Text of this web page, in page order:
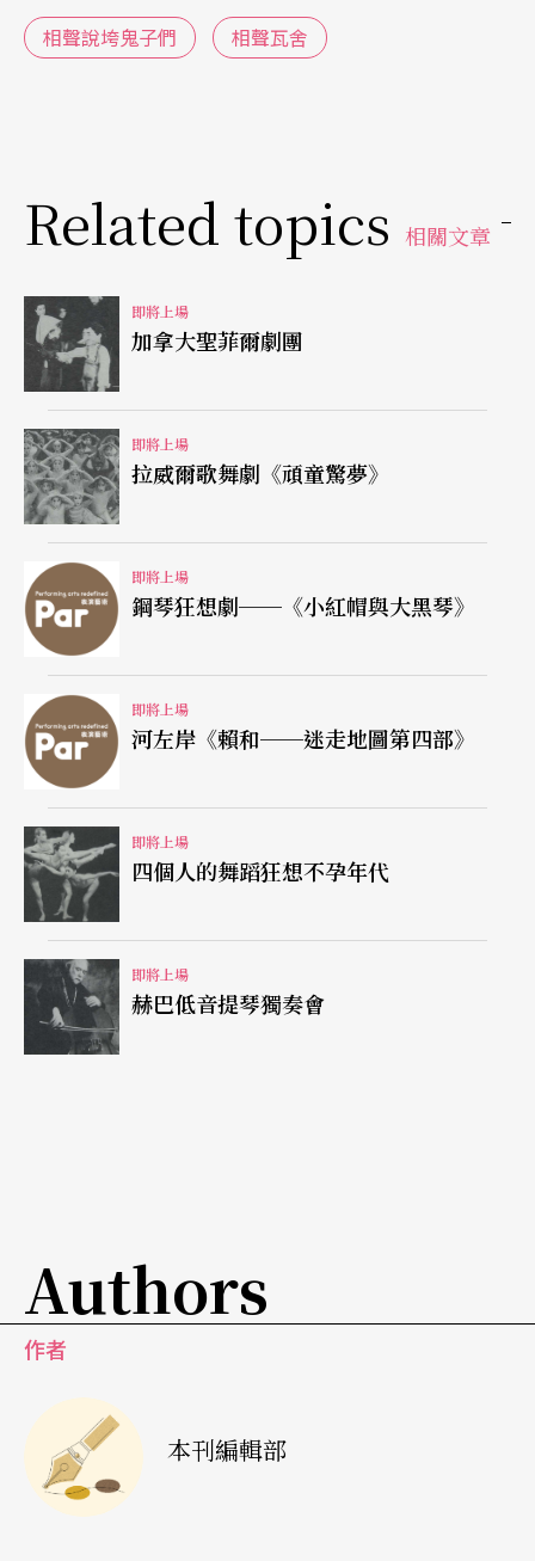
相聲說垮鬼子們 相聲瓦舍
Related topics 相關文章
即將上場
加拿大聖菲爾劇團
即將上場
拉威爾歌舞劇《頑童驚夢》
即將上場
鋼琴狂想劇──《小紅帽與大黑琴》
即將上場
河左岸《賴和──迷走地圖第四部》
即將上場
四個人的舞蹈狂想不孕年代
即將上場
赫巴低音提琴獨奏會
Authors
作者
本刊編輯部